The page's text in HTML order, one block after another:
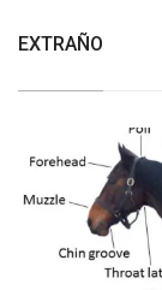
EXTRAÑO